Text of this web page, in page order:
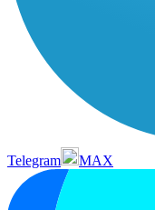
Telegram MAX